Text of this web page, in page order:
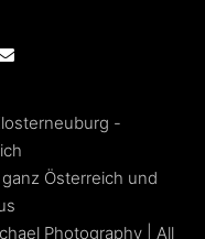
-
Österreich und
Photography | All